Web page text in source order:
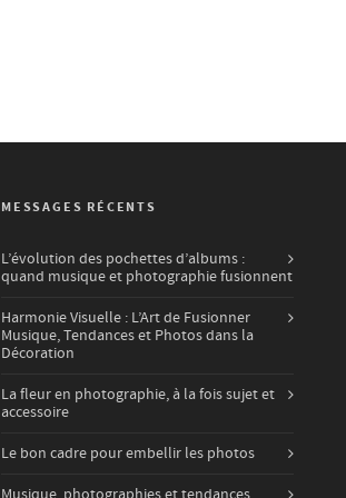
MESSAGES RÉCENTS
L’évolution des pochettes d’albums :
quand musique et photographie fusionnent
Harmonie Visuelle : L’Art de Fusionner
Musique, Tendances et Photos dans la
Décoration
La fleur en photographie, à la fois sujet et
accessoire
Le bon cadre pour embellir les photos